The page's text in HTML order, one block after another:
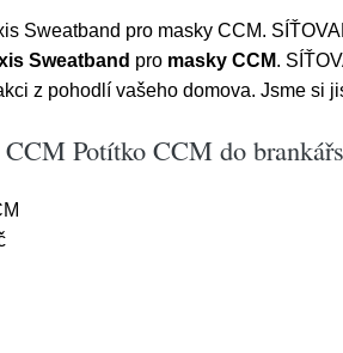
Sweatband pro masky CCM.
Sweatband pro masky CCM.
z pohodlí vašeho domova. Jsme si
Potítko CCM do